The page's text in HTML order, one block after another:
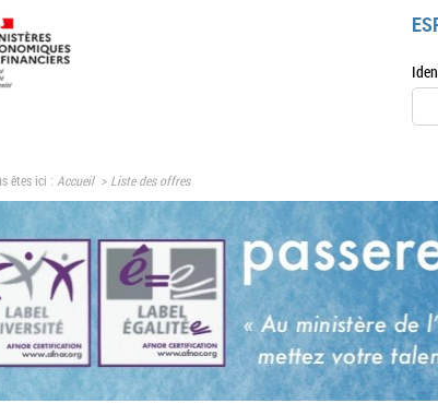
êtes ici : Accueil Liste des offres